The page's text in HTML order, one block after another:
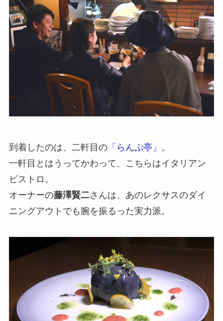
到着したのは、二軒目の「らんぷ亭」 。
一軒目とはうってかわって、こちらはイタリアン
ビストロ。
オーナーの藤澤賢二さんは、あのレクサスのダイ
ニングアウトでも腕を振るった実力派。